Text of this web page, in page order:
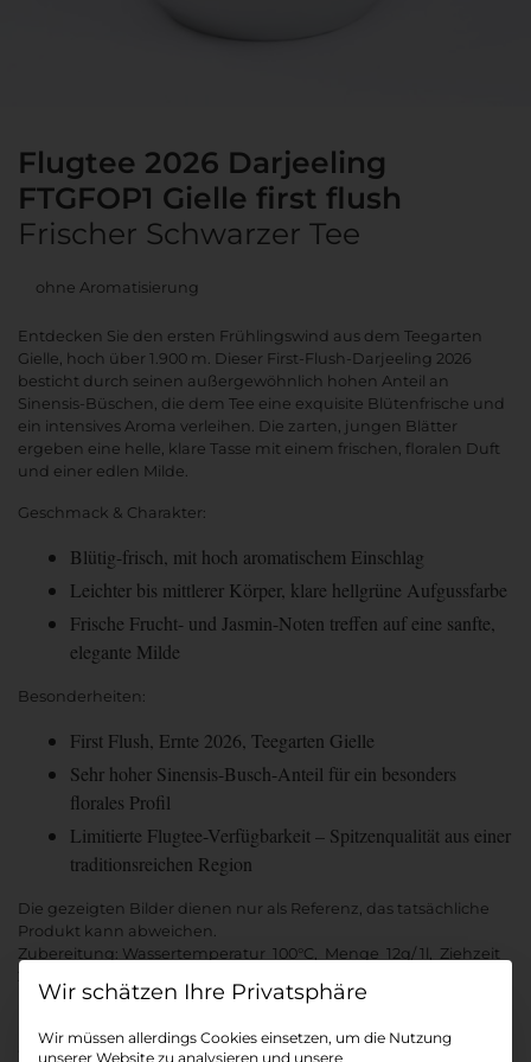
Flugtee 2026 Darjeeling
FTGFOP1 Gielle first flush
Frischer Schwarzer Tee
ohne Aromatisierung
Entdecken Sie den ersten Frühlingswind aus dem Teegarten
Gielle, hoch über 1.900 m. Dieser First-Flush-Darjeeling 2026
besticht durch seinen außergewöhnlich hohen Anteil an
Sinensis-Büschen, die dem Tee eine exquisite Blütenfrische und
ein intensives Aroma verleihen. Die zarten, jungen Blätter
ergeben eine helle, klare Tasse mit einem frischen, floralen Duft
und einer edlen Milde.
Geschmack & Charakter:
Blütig-frisch, mit hoch aromatischem Einschlag
Leichter bis mittlerer Körper, klare hellgrüne Aufgussfarbe
Frische Frucht- und Jasmin-Noten treffen auf eine sanfte,
elegante Milde
Besonderheiten:
First Flush, Ernte 2026, Teegarten Gielle
Sehr hoher Sinensis-Busch-Anteil für ein besonders
florales Profil
Limitierte Flugtee-Verfügbarkeit – Spitzenqualität aus einer
traditionsreichen Region
Die gezeigten Bilder dienen nur als Referenz, das tatsächliche
Produkt kann abweichen.
Zubereitung: Wassertemperatur 100°C, Menge 12g/ 1l, Ziehzeit
abgepackt
Datenschutz-Präferenz
Wir müssen allerdings Cookies einsetzen, um die Nutzung
unserer Website zu analysieren und unsere